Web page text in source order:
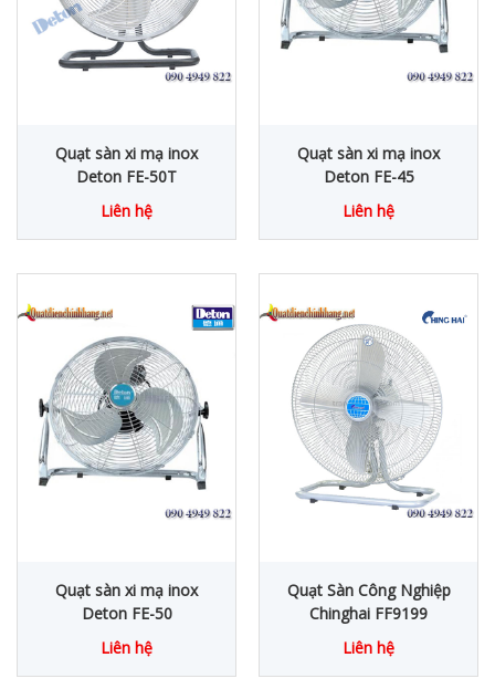
Quạt sàn xi mạ inox
Deton FE-50T
Liên hệ
Quạt sàn xi mạ inox
Deton FE-45
Liên hệ
Quạt sàn xi mạ inox
Deton FE-50
Liên hệ
Quạt Sàn Công Nghiệp
Chinghai FF9199
Liên hệ